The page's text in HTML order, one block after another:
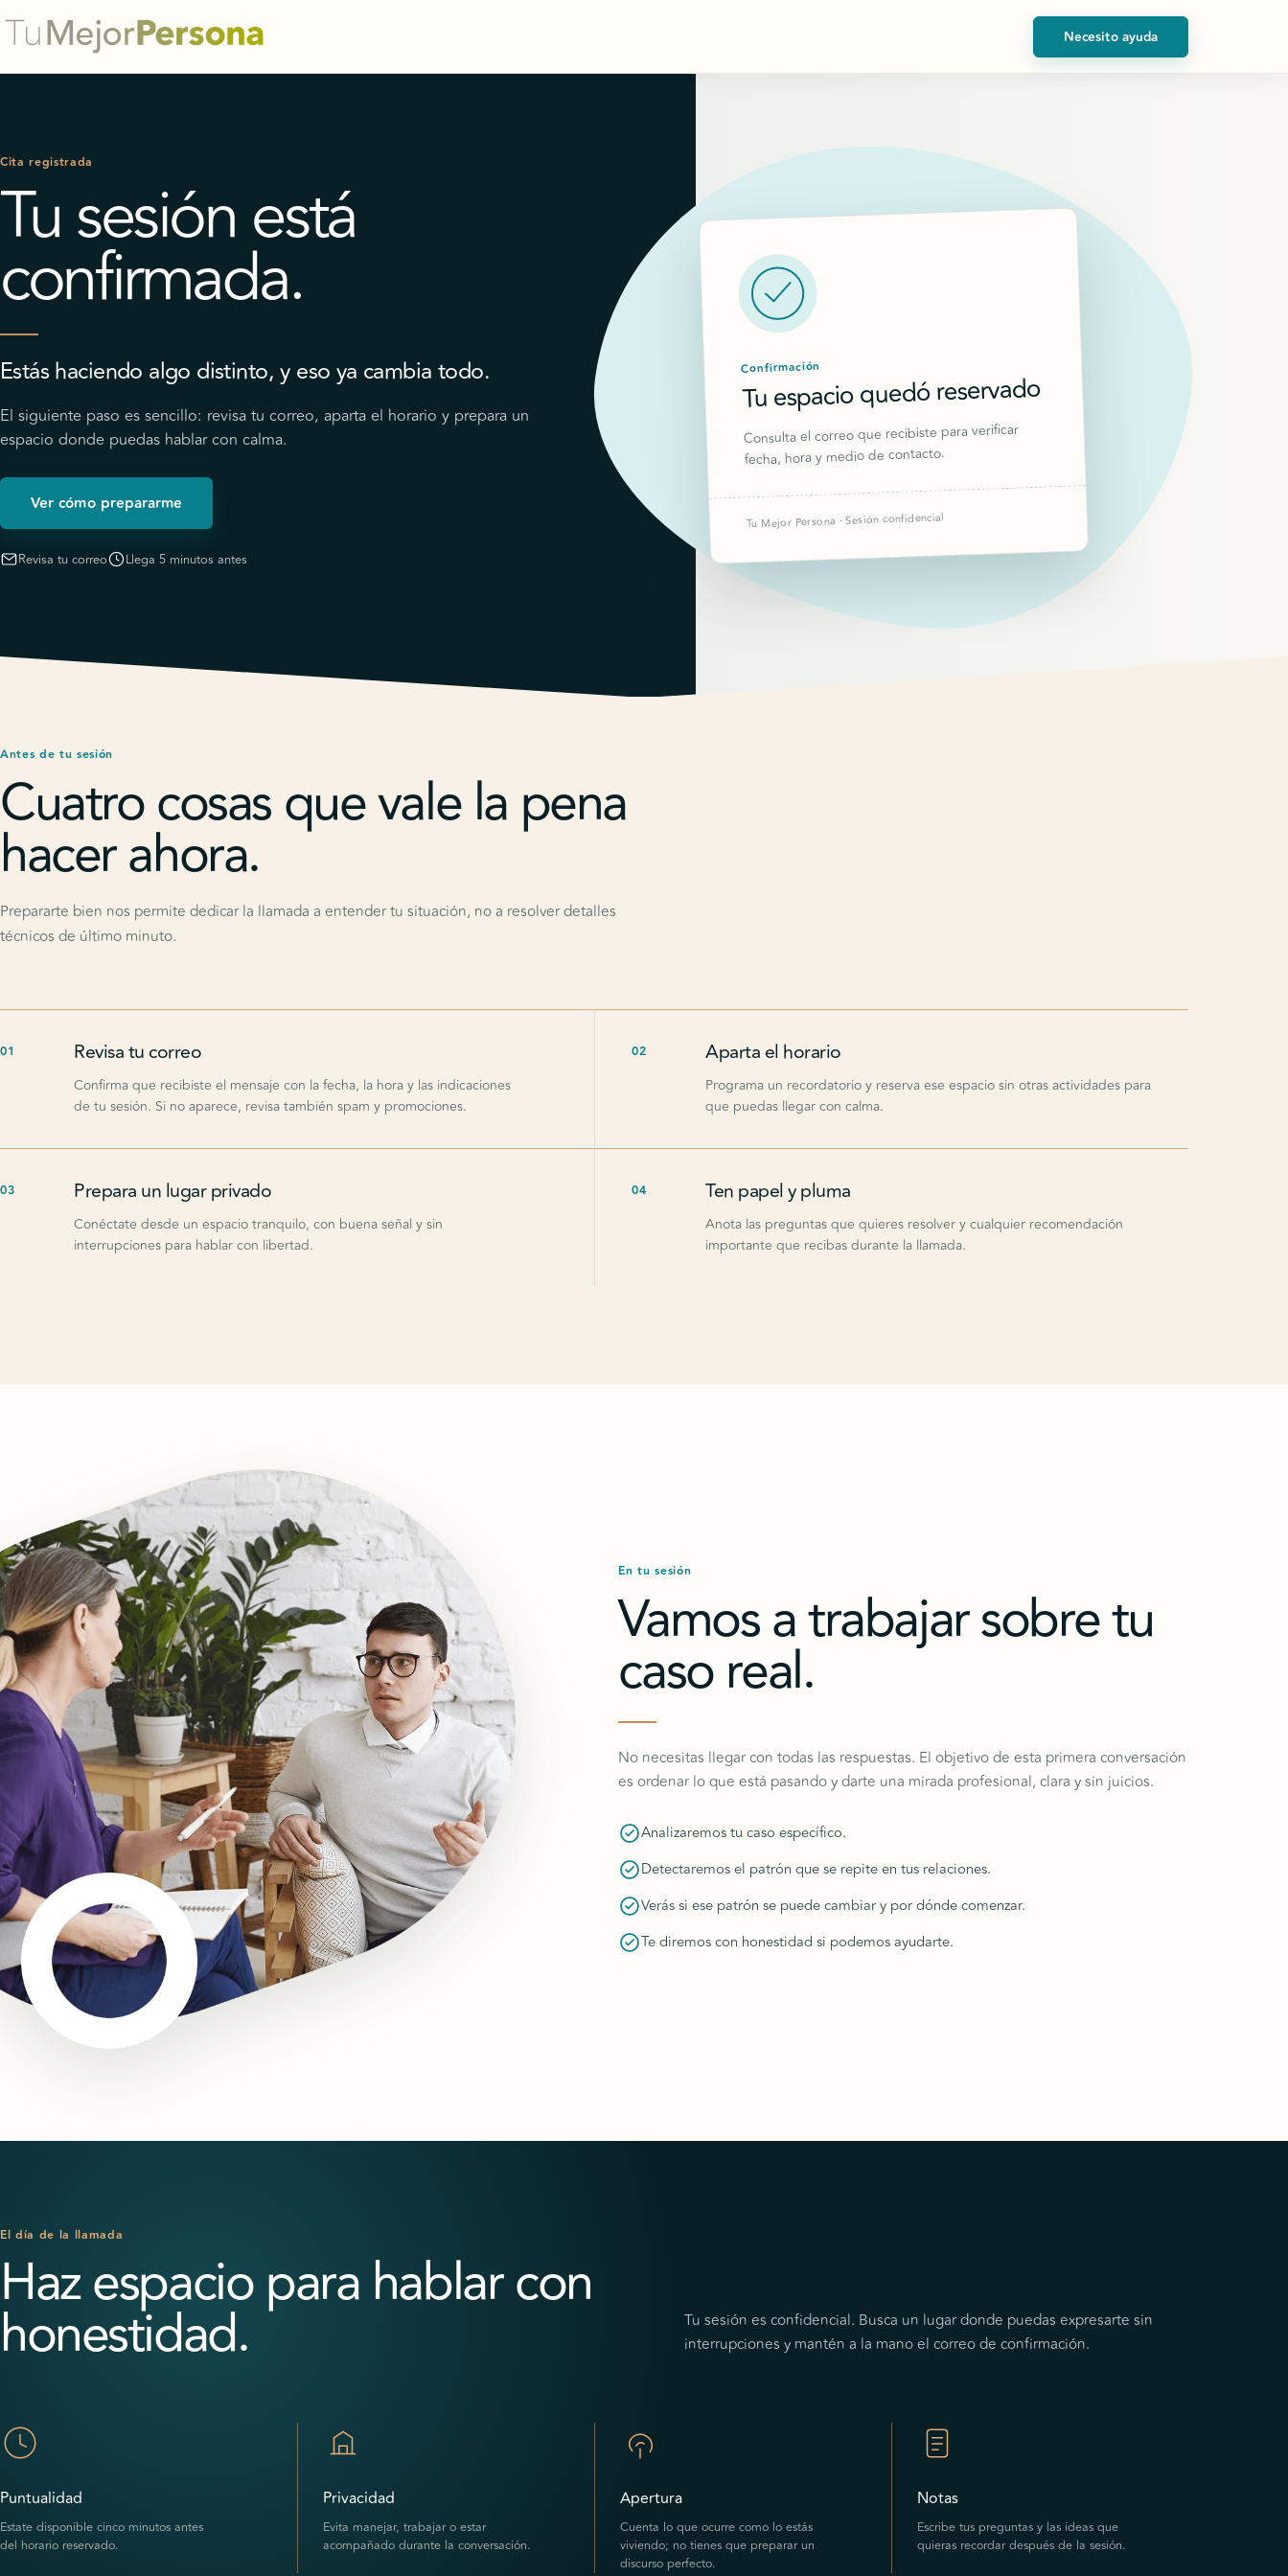
Necesito ayuda
Cita registrada
Tu sesión está
confirmada.
Estás haciendo algo distinto, y eso ya cambia todo.
El siguiente paso es sencillo: revisa tu correo, aparta el horario y prepara un
espacio donde puedas hablar con calma.
Ver cómo prepararme
Revisa tu correo Llega 5 minutos antes
Confirmación
Tu espacio quedó reservado
Consulta el correo que recibiste para verificar
fecha, hora y medio de contacto.
Tu Mejor Persona · Sesión confidencial
Antes de tu sesión
Cuatro cosas que vale la pena
hacer ahora.
Prepararte bien nos permite dedicar la llamada a entender tu situación, no a resolver detalles
técnicos de último minuto.
01 Revisa tu correo
Confirma que recibiste el mensaje con la fecha, la hora y las indicaciones
de tu sesión. Si no aparece, revisa también spam y promociones.
02 Aparta el horario
Programa un recordatorio y reserva ese espacio sin otras actividades para
que puedas llegar con calma.
03 Prepara un lugar privado
Conéctate desde un espacio tranquilo, con buena señal y sin
interrupciones para hablar con libertad.
04 Ten papel y pluma
Anota las preguntas que quieres resolver y cualquier recomendación
importante que recibas durante la llamada.
En tu sesión
Vamos a trabajar sobre tu
caso real.
No necesitas llegar con todas las respuestas. El objetivo de esta primera conversación
es ordenar lo que está pasando y darte una mirada profesional, clara y sin juicios.
Analizaremos tu caso específico.
Detectaremos el patrón que se repite en tus relaciones.
Verás si ese patrón se puede cambiar y por dónde comenzar.
Te diremos con honestidad si podemos ayudarte.
El día de la llamada
Haz espacio para hablar con
honestidad.
Tu sesión es confidencial. Busca un lugar donde puedas expresarte sin
interrupciones y mantén a la mano el correo de confirmación.
Puntualidad
Estate disponible cinco minutos antes
del horario reservado.
Privacidad
Evita manejar, trabajar o estar
acompañado durante la conversación.
Apertura
Cuenta lo que ocurre como lo estás
viviendo; no tienes que preparar un
discurso perfecto.
Notas
Escribe tus preguntas y las ideas que
quieras recordar después de la sesión.